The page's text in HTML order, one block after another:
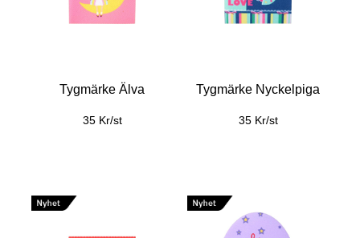
Tygmärke Älva
35 Kr/st
Tygmärke Nyckelpiga
35 Kr/st